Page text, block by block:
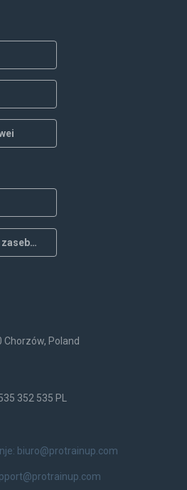
Pogoji in politika zasebnosti
Chorzów, Poland
352 535 PL
biuro@protrainup.com